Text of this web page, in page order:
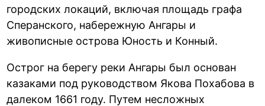
городских локаций, включая площадь графа
Сперанского, набережную Ангары и
живописные острова Юность и Конный.
Острог на берегу реки Ангары был основан
казаками под руководством Якова Похабова в
далеком 1661 году. Путем несложных